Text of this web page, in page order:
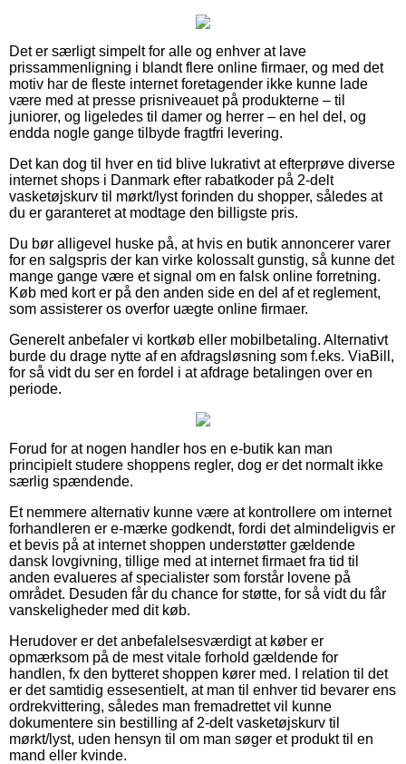
Det er særligt simpelt for alle og enhver at lave
prissammenligning i blandt flere online firmaer, og med det
motiv har de fleste internet foretagender ikke kunne lade
være med at presse prisniveauet på produkterne – til
juniorer, og ligeledes til damer og herrer – en hel del, og
endda nogle gange tilbyde fragtfri levering.
Det kan dog til hver en tid blive lukrativt at efterprøve diverse
internet shops i Danmark efter rabatkoder på 2-delt
vasketøjskurv til mørkt/lyst forinden du shopper, således at
du er garanteret at modtage den billigste pris.
Du bør alligevel huske på, at hvis en butik annoncerer varer
for en salgspris der kan virke kolossalt gunstig, så kunne det
mange gange være et signal om en falsk online forretning.
Køb med kort er på den anden side en del af et reglement,
som assisterer os overfor uægte online firmaer.
Generelt anbefaler vi kortkøb eller mobilbetaling. Alternativt
burde du drage nytte af en afdragsløsning som f.eks. ViaBill,
for så vidt du ser en fordel i at afdrage betalingen over en
periode.
Forud for at nogen handler hos en e-butik kan man
principielt studere shoppens regler, dog er det normalt ikke
særlig spændende.
Et nemmere alternativ kunne være at kontrollere om internet
forhandleren er e-mærke godkendt, fordi det almindeligvis er
et bevis på at internet shoppen understøtter gældende
dansk lovgivning, tillige med at internet firmaet fra tid til
anden evalueres af specialister som forstår lovene på
området. Desuden får du chance for støtte, for så vidt du får
vanskeligheder med dit køb.
Herudover er det anbefalelsesværdigt at køber er
opmærksom på de mest vitale forhold gældende for
handlen, fx den bytteret shoppen kører med. I relation til det
er det samtidig essesentielt, at man til enhver tid bevarer ens
ordrekvittering, således man fremadrettet vil kunne
dokumentere sin bestilling af 2-delt vasketøjskurv til
mørkt/lyst, uden hensyn til om man søger et produkt til en
mand eller kvinde.